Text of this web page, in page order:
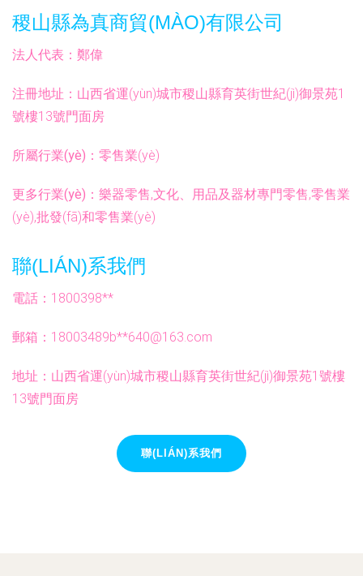
稷山縣為真商貿(MÀO)有限公司
法人代表： 鄭偉
注冊地址： 山西省運(yùn)城市稷山縣育英街世紀(jì)御景苑1
號樓13號門面房
所屬行業(yè)： 零售業(yè)
更多行業(yè)： 樂器零售,文化、用品及器材專門零售,零售業
(yè),批發(fā)和零售業(yè)
聯(LIÁN)系我們
電話：1800398**
郵箱：18003489b**640@163.com
地址：山西省運(yùn)城市稷山縣育英街世紀(jì)御景苑1號樓
13號門面房
聯(LIÁN)系我們